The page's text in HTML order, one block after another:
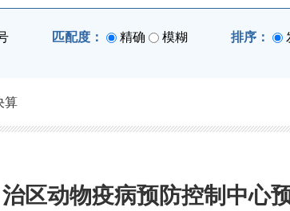
匹配度： 精确 模糊 排序：
算
区动物疫病预防控制中心